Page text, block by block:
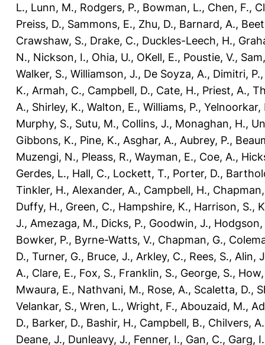
L., Lunn, M., Rodgers, P., Bowman, L., Chen, F.,
Preiss, D., Sammons, E., Zhu, D., Barnard, A.,
Crawshaw, S., Drake, C., Duckles-Leech, H.,
N., Nickson, I., Ohia, U., OKell, E., Poustie, V.,
Walker, S., Williamson, J., De Soyza, A., Dimitri, P.
K., Armah, C., Campbell, D., Cate, H., Priest, A.,
A., Shirley, K., Walton, E., Williams, P., Yelnoorkar,
Murphy, S., Sutu, M., Collins, J., Monaghan, H.,
Gibbons, K., Pine, K., Asghar, A., Aubrey, P.,
Muzengi, N., Pleass, R., Wayman, E., Coe, A.,
Gerdes, L., Hall, C., Lockett, T., Porter, D.,
Tinkler, H., Alexander, A., Campbell, H.,
Duffy, H., Green, C., Hampshire, K., Harrison, S.,
J., Amezaga, M., Dicks, P., Goodwin, J., Hodgson,
Bowker, P., Byrne-Watts, V., Chapman, G.,
D., Turner, G., Bruce, J., Arkley, C., Rees, S., Alin,
A., Clare, E., Fox, S., Franklin, S., George, S.,
Mwaura, E., Nathvani, M., Rose, A., Scaletta, D.,
Velankar, S., Wren, L., Wright, F., Abouzaid, M.,
D., Barker, D., Bashir, H., Campbell, B., Chilvers, A.
Deane, J., Dunleavy, J., Fenner, I., Gan, C., Garg, I.